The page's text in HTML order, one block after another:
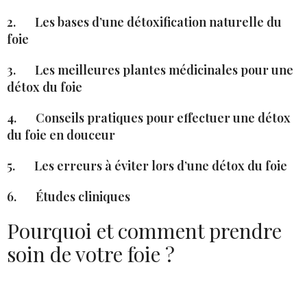
2. Les bases d’une détoxification naturelle du
foie
3. Les meilleures plantes médicinales pour une
détox du foie
4. Conseils pratiques pour effectuer une détox
du foie en douceur
5. Les erreurs à éviter lors d’une détox du foie
6. Études cliniques
Pourquoi et comment prendre
soin de votre foie ?